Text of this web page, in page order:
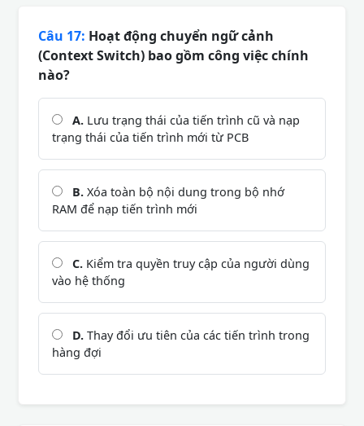
Câu 17: Hoạt động chuyển ngữ cảnh
(Context Switch) bao gồm công việc chính
nào?
A. Lưu trạng thái của tiến trình cũ và nạp
trạng thái của tiến trình mới từ PCB
B. Xóa toàn bộ nội dung trong bộ nhớ
RAM để nạp tiến trình mới
C. Kiểm tra quyền truy cập của người dùng
vào hệ thống
D. Thay đổi ưu tiên của các tiến trình trong
hàng đợi